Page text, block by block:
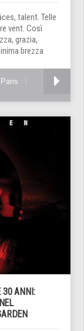
talent. Telle
vent. Così
grazia,
brezza
Paris
30 ANNI: